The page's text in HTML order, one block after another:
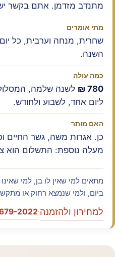
מתנדב מזדמן. אתם בקשר
מתי אומרים
שחרית, מנחה וערבית, כל
השנה.
כמה עולה
780 ₪
לשנה שלמה, המסלול
ליום אחד, לשבוע ולחודש.
האם מותר
כן. אגרות משה, גשר החיים
מעלה נוספת: התשלום הוא
מתאים למי שאין לו בן, למי
ביום, ולמי שנמצא רחוק או
למחירון ולהזמנה·
679-2022